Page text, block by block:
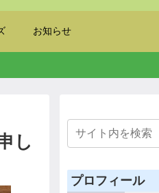
お知らせ
し
プロフィール